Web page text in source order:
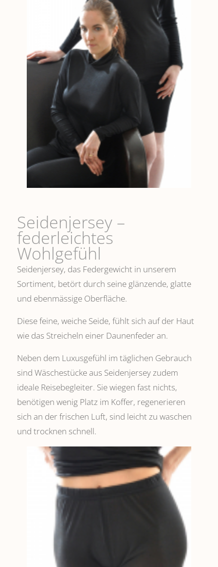
Seidenjersey –
federleichtes
Wohlgefühl
Seidenjersey, das Federgewicht in unserem
Sortiment, betört durch seine glänzende, glatte
und ebenmässige Oberfläche.
Diese feine, weiche Seide, fühlt sich auf der Haut
wie das Streicheln einer Daunenfeder an.
Neben dem Luxusgefühl im täglichen Gebrauch
sind Wäschestücke aus Seidenjersey zudem
ideale Reisebegleiter. Sie wiegen fast nichts,
benötigen wenig Platz im Koffer, regenerieren
sich an der frischen Luft, sind leicht zu waschen
und trocknen schnell.